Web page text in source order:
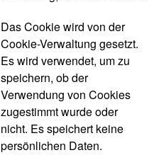
Das Cookie wird von der
Cookie-Verwaltung gesetzt.
Es wird verwendet, um zu
speichern, ob der
Verwendung von Cookies
zugestimmt wurde oder
nicht. Es speichert keine
persönlichen Daten.